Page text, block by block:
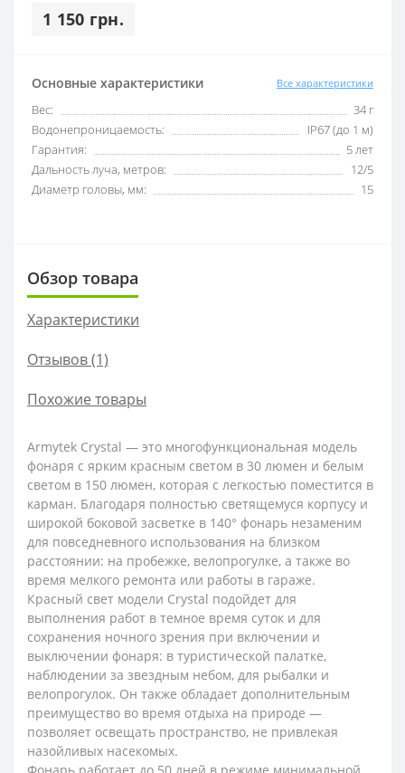
1 150 грн.
Основные характеристики Все характеристики
Вес:
34 г
Водонепроницаемость:
IP67 (до 1 м)
Гарантия:
5 лет
Дальность луча, метров:
12/5
Диаметр головы, мм:
15
Обзор товара
Характеристики
Отзывов (1)
Похожие товары
Armytek Crystal — это многофункциональная модель
фонаря с ярким красным светом в 30 люмен и белым
светом в 150 люмен, которая с легкостью поместится в
карман. Благодаря полностью светящемуся корпусу и
широкой боковой засветке в 140° фонарь незаменим
для повседневного использования на близком
расстоянии: на пробежке, велопрогулке, а также во
время мелкого ремонта или работы в гараже.
Красный свет модели Crystal подойдет для
выполнения работ в темное время суток и для
сохранения ночного зрения при включении и
выключении фонаря: в туристической палатке,
наблюдении за звездным небом, для рыбалки и
велопрогулок. Он также обладает дополнительным
преимущество во время отдыха на природе —
позволяет освещать пространство, не привлекая
назойливых насекомых.